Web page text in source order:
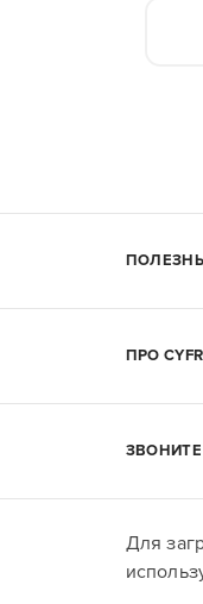
ПРО
ЗВОНИТЕ
Для